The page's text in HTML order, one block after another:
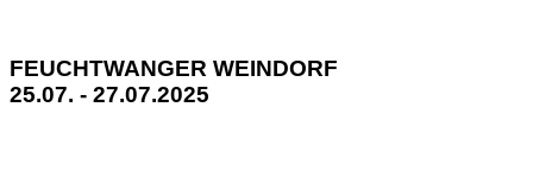
FEUCHTWANGER WEINDORF
25.07. - 27.07.2025